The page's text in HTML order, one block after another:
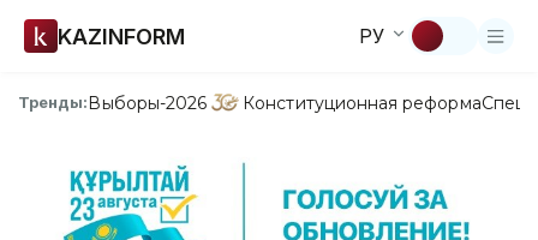
KAZINFORM РУ
Тренды:Выборы-2026 Конституционная реформа